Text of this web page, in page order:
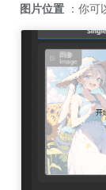
图片位置 ：你